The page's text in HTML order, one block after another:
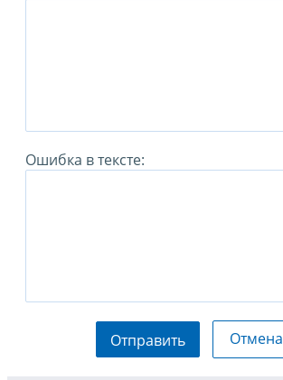
Ошибка в тексте:
Отправить Отмена